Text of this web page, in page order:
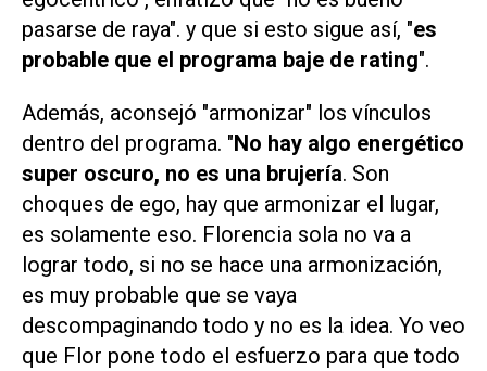
pasarse de raya". y que si esto sigue así, "es
probable que el programa baje de rating".
Además, aconsejó "armonizar" los vínculos
dentro del programa. "No hay algo energético
super oscuro, no es una brujería. Son
choques de ego, hay que armonizar el lugar,
es solamente eso. Florencia sola no va a
lograr todo, si no se hace una armonización,
es muy probable que se vaya
descompaginando todo y no es la idea. Yo veo
que Flor pone todo el esfuerzo para que todo